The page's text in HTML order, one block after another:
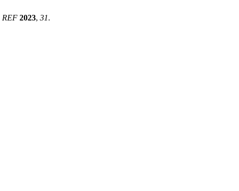
REF 2023, 31.